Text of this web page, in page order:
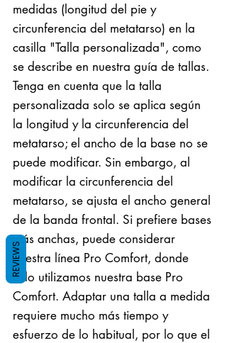
medidas (longitud del pie y
circunferencia del metatarso) en la
casilla "Talla personalizada", como
se describe en nuestra guía de tallas.
Tenga en cuenta que la talla
personalizada solo se aplica según
la longitud y la circunferencia del
metatarso; el ancho de la base no se
puede modificar. Sin embargo, al
modificar la circunferencia del
metatarso, se ajusta el ancho general
de la banda frontal. Si prefiere bases
más anchas, puede considerar
nuestra línea Pro Comfort, donde
solo utilizamos nuestra base Pro
Comfort. Adaptar una talla a medida
requiere mucho más tiempo y
esfuerzo de lo habitual, por lo que el
REVIEWS